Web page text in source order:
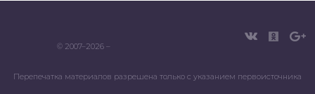
© 2007–2026 –
Перепечатка материалов разрешена только с указанием первоисточника